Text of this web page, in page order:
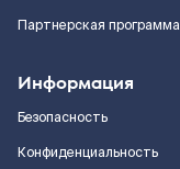
Партнерская программа
Информация
Безопасность
Конфиденциальность